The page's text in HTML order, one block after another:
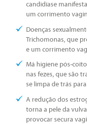
candidíase
um corrimento
Doenças
Trichomonas, que
e um corrimento
Má higiene pós-
nas fezes, que são
se limpa de trás
A redução dos
torna a pele da
provocar secura